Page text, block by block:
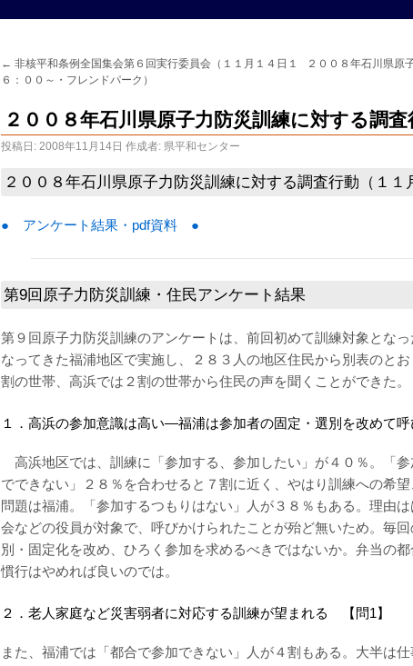
← 非核平和条例全国集会第６回実行委員会（１１月１４日１
６：００～・フレンドパーク）
２００８年石川県原
２００８年石川県原子力防災訓練に対する調査
投稿日: 2008年11月14日 作成者: 県平和センター
２００８年石川県原子力防災訓練に対する調査行動（１１
● アンケート結果・pdf資料 ●
第9回原子力防災訓練・住民アンケート結果
第９回原子力防災訓練のアンケートは、前回初めて訓練対象とな
なってきた福浦地区で実施し、２８３人の地区住民から別表のと
割の世帯、高浜では２割の世帯から住民の声を聞くことができた。
１．高浜の参加意識は高い―福浦は参加者の固定・選別を改めて
高浜地区では、訓練に「参加する、参加したい」が４０％。「
でできない」２８％を合わせると７割に近く、やはり訓練への希望
問題は福浦。「参加するつもりはない」人が３８％もある。理由
会などの役員が対象で、呼びかけられたことが殆ど無いため。毎
別・固定化を改め、ひろく参加を求めるべきではないか。弁当の
慣行はやめれば良いのでは。
２．老人家庭など災害弱者に対応する訓練が望まれる 【問1】
また、福浦では「都合で参加できない」人が４割もある。大半は